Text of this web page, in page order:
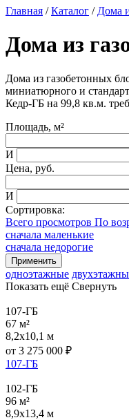
Главная / Каталог / Дома
Дома из
Дома из газобетонных
миниатюрного и
Кедр-ГБ на 99,8 кв.м.
Площадь, м²
И
Цена, руб.
И
Сортировка:
Всего просмотров По
сначала маленькие
сначала недорогие
одноэтажные
Показать ещё Свернуть
107-ГБ
67 м²
8,2x10,1 м
от 3 275 000 ₽
107-ГБ
102-ГБ
96 м²
8,9x13,4 м